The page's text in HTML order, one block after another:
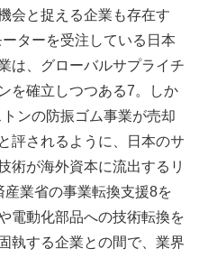
会と捉える企業も存在す
ターを受注している日本
は、グローバルサプライチ
を確立しつつある7。しか
ンの防振ゴム事業が売却
評されるように、日本のサ
術が海外資本に流出するリ
業省の事業転換支援8を
電動化部品への技術転換を
執する企業との間で、業界